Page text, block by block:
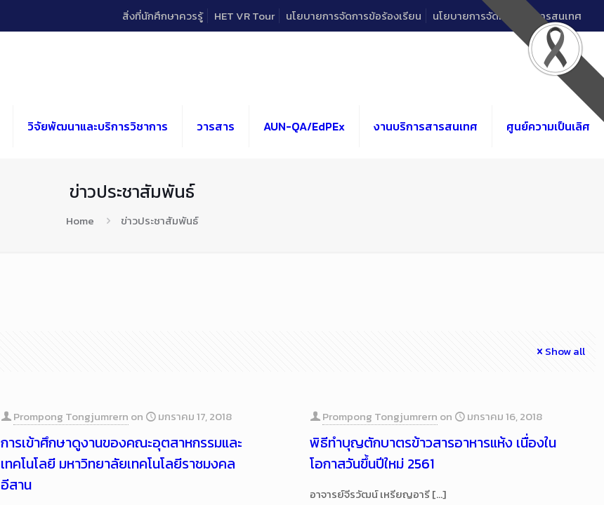
สิ่งที่นักศึกษาควรรู้ HET VR Tour นโยบายการจัดการข้อร้องเรียน นโยบายการจัดการด้านสารสนเทศ
วิจัยพัฒนาและบริการวิชาการ วารสาร AUN-QA/EdPEx งานบริการสารสนเทศ ศูนย์ความเป็นเลิศ
ข่าวประชาสัมพันธ์
Home ข่าวประชาสัมพันธ์
Show all
Prompong Tongjumrern on มกราคม 17, 2018
การเข้าศึกษาดูงานของคณะอุตสาหกรรมและ
เทคโนโลยี มหาวิทยาลัยเทคโนโลยีราชมงคล
อีสาน
Prompong Tongjumrern on มกราคม 16, 2018
พิธีทำบุญตักบาตรข้าวสารอาหารแห้ง เนื่องใน
โอกาสวันขึ้นปีใหม่ 2561
อาจารย์จีรวัฒน์ เหรียญอารี[…]